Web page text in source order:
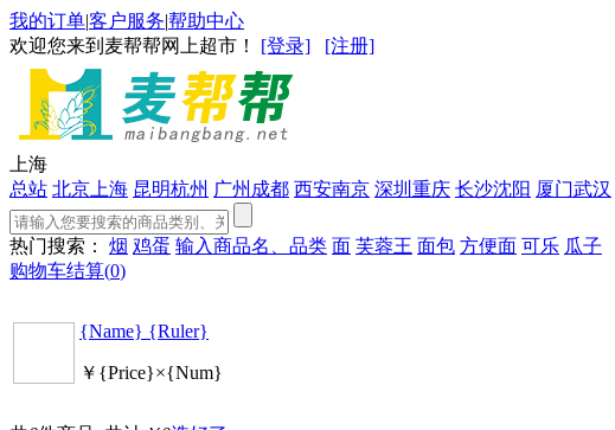
我的订单|客户服务|帮助中心
欢迎您来到麦帮帮网上超市！ [登录] [注册]
上海
总站 北京 上海 昆明杭州 广州 成都 西安南京 深圳 重庆 长沙沈阳 厦门武汉
热门搜索： 烟 鸡蛋 输入商品名、品类 面 芙蓉王 面包 方便面 可乐 瓜子
购物车结算(0)
{Name} {Ruler}
￥{Price}×{Num}